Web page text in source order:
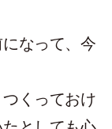
なって、今
くっておけ